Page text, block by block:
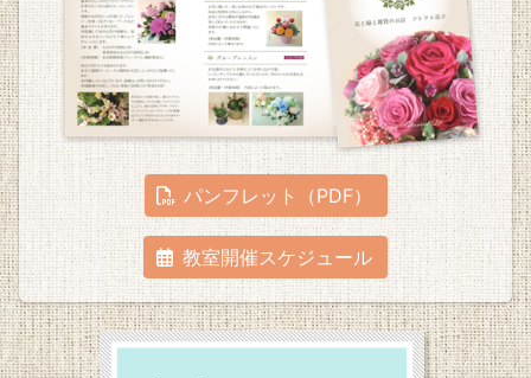
パンフレット（PDF）
教室開催スケジュール